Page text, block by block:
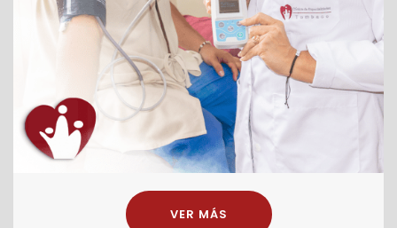
VER MÁS